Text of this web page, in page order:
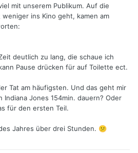
mit unserem Publikum. Auf die
ins Kino geht, kamen am
deutlich zu lang, die schaue ich
Pause drücken für auf Toilette ect.
Tat am häufigsten. Und das geht mir
Indiana Jones 154min. dauern? Oder
für den ersten Teil.
Jahres über drei Stunden. 😕